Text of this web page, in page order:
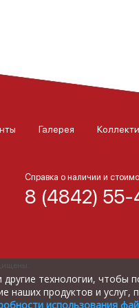
Галерея
Справка о наличии и
8 (4842)
технологии,
наших продуктов и
использования